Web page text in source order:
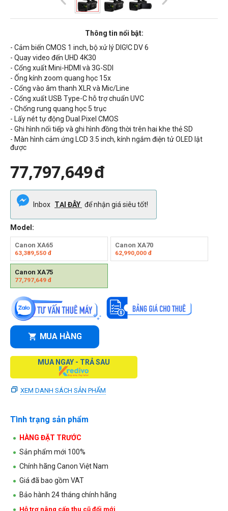
Thông tin nổi bật:
- Cảm biến CMOS 1 inch, bộ xử lý DIG!C DV 6
- Quay video đến UHD 4K30
- Cổng xuất Mini-HDMI và 3G-SDI
- Ống kính zoom quang học 15x
- Cổng vào âm thanh XLR và Mic/Line
- Cổng xuất USB Type-C hỗ trợ chuẩn UVC
- Chống rung quang học 5 trục
- Lấy nét tự động Dual Pixel CMOS
- Ghi hình nối tiếp và ghi hình đồng thời trên hai khe thẻ SD
- Màn hình cảm ứng LCD 3.5 inch, kính ngắm điện tử OLED lật
được
77,797,649đ
Inbox TẠI ĐÂY để nhận giá siêu tốt!
Model:
Canon XA65
63,389,550 đ
Canon XA70
62,990,000đ
Canon XA75
77,797,649 đ
MUA HÀNG
MUA NGAY - TRẢ SAU
XEM DANH SÁCH SẢN PHẨM
Tình trạng sản phẩm
HÀNG ĐẶT TRƯỚC
Sản phẩm mới 100%
Chính hãng Canon Việt Nam
Giá đã bao gồm VAT
Bảo hành 24 tháng chính hãng
Hỗ trợ nâng cấp thu cũ đổi mới